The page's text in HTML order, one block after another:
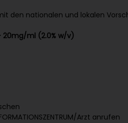
den nationalen und lokalen
20mg/ml (2.0% w/v)
Arzt anrufen